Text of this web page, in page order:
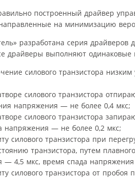
построенный драйвер
на минимизацию
разработана серия
драйверы выполняют одинаковые
силового транзистора
силового транзистора
напряжения — не более 0,4 мкс;
силового транзистора
напряжения — не более 0,2 мкс;
силового транзистора при
транзистора, путем
— 4,5 мкс, время спада
силового транзистора от